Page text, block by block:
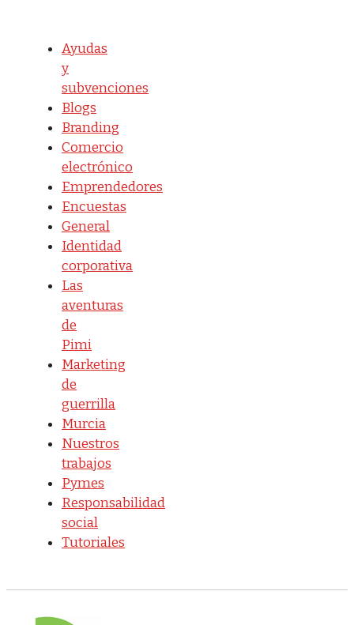
Ayudas
y
subvenciones
Blogs
Branding
Comercio
electrónico
Emprendedores
Encuestas
General
Identidad
corporativa
Las
aventuras
de
Pimi
Marketing
de
guerrilla
Murcia
Nuestros
trabajos
Pymes
Responsabilidad
social
Tutoriales